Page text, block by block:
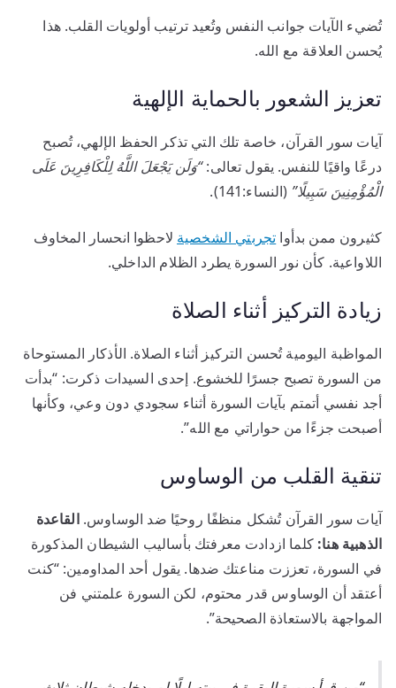
تُضيء الآيات جوانب النفس وتُعيد ترتيب أولويات القلب. هذا
يُحسن العلاقة مع الله.
تعزيز الشعور بالحماية الإلهية
آيات سور القرآن، خاصة تلك التي تذكر الحفظ الإلهي، تُصبح
درعًا واقيًا للنفس. يقول تعالى:“وَلَن يَجْعَلَ اللَّهُ لِلْكَافِرِينَ عَلَى
الْمُؤْمِنِينَ سَبِيلًا” (النساء:141).
كثيرون ممن بدأوا تجربتي الشخصية لاحظوا انحسار المخاوف
اللاواعية. كأن نور السورة يطرد الظلام الداخلي.
زيادة التركيز أثناء الصلاة
المواظبة اليومية تُحسن التركيز أثناء الصلاة. الأذكار المستوحاة
من السورة تصبح جسرًا للخشوع. إحدى السيدات ذكرت: “بدأت
أجد نفسي أتمتم بآيات السورة أثناء سجودي دون وعي، وكأنها
أصبحت جزءًا من حواراتي مع الله”.
تنقية القلب من الوساوس
آيات سور القرآن تُشكل منظفًا روحيًا ضد الوساوس.القاعدة
الذهبية هنا: كلما ازدادت معرفتك بأساليب الشيطان المذكورة
في السورة، تعززت مناعتك ضدها. يقول أحد المداومين: “كنت
أعتقد أن الوساوس قدر محتوم، لكن السورة علمتني فن
المواجهة بالاستعاذة الصحيحة”.